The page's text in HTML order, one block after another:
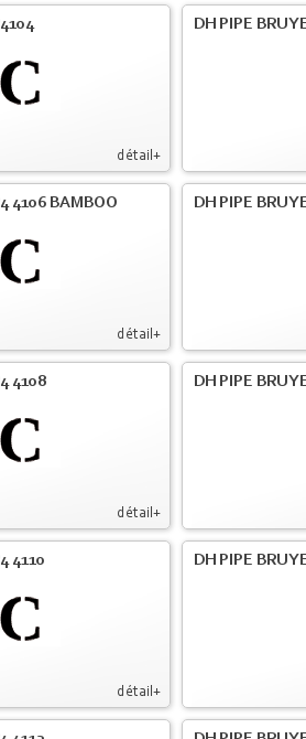
détail+
DH PIPE
détail+
4106 BAMBOO DH PIPE
détail+
4108 DH PIPE
détail+
4110 DH PIPE